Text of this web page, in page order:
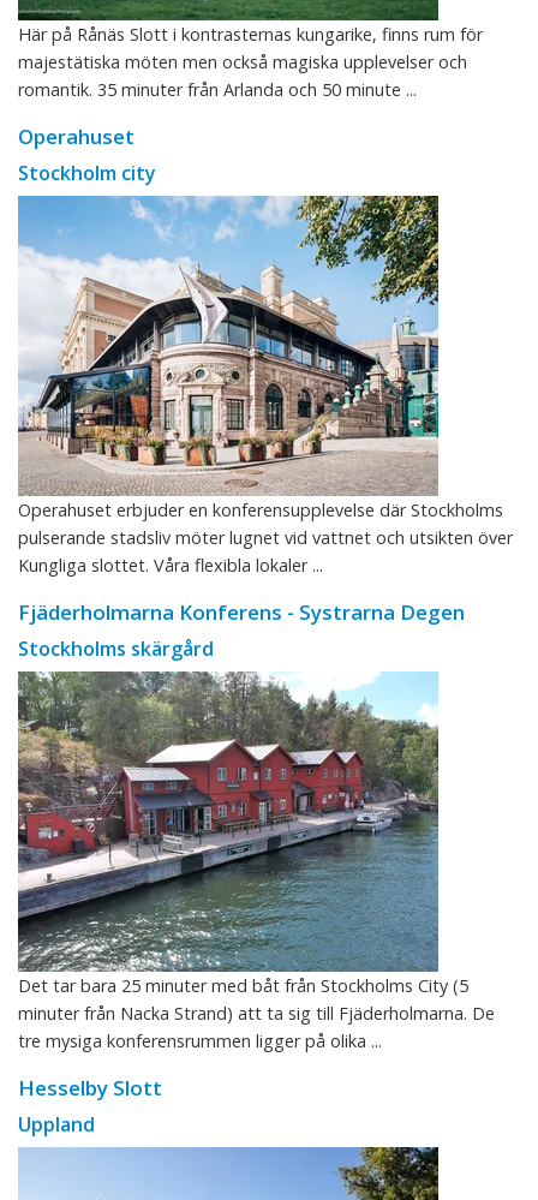
Här på Rånäs Slott i kontrasternas kungarike, finns rum för
majestätiska möten men också magiska upplevelser och
romantik. 35 minuter från Arlanda och 50 minute ...
Operahuset
Stockholm city
Operahuset erbjuder en konferensupplevelse där Stockholms
pulserande stadsliv möter lugnet vid vattnet och utsikten över
Kungliga slottet. Våra flexibla lokaler ...
Fjäderholmarna Konferens - Systrarna Degen
Stockholms skärgård
Det tar bara 25 minuter med båt från Stockholms City (5
minuter från Nacka Strand) att ta sig till Fjäderholmarna. De
tre mysiga konferensrummen ligger på olika ...
Hesselby Slott
Uppland